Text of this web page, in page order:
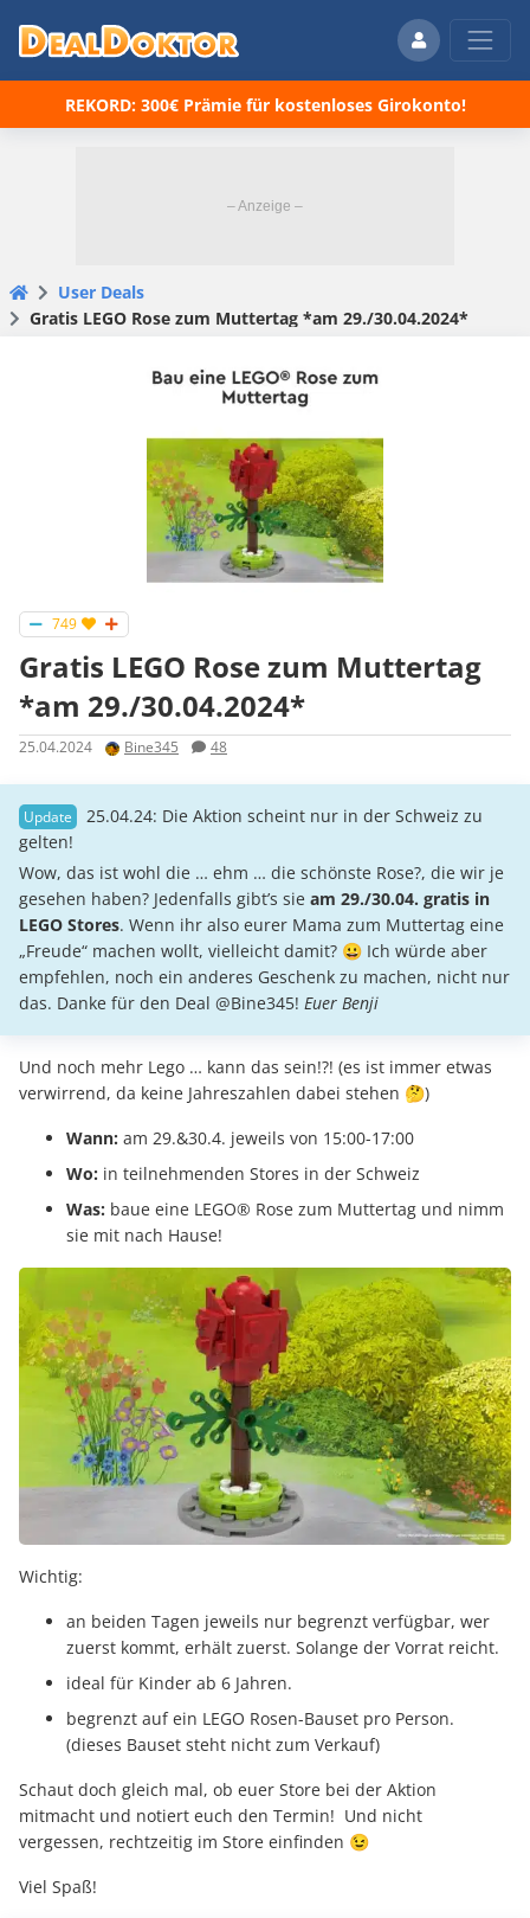
REKORD: 300€ Prämie für kostenloses Girokonto!
User Deals
Gratis LEGO Rose zum Muttertag *am 29./30.04.2024*
749
Gratis LEGO Rose zum Muttertag
*am 29./30.04.2024*
25.04.2024 Bine345 48
25.04.24: Die Aktion scheint nur in der Schweiz zu
gelten!
Wow, das ist wohl die … ehm … die schönste Rose?, die wir je
gesehen haben? Jedenfalls gibt’s sie am 29./30.04. gratis in
LEGO Stores. Wenn ihr also eurer Mama zum Muttertag eine
„Freude“ machen wollt, vielleicht damit? 😀 Ich würde aber
empfehlen, noch ein anderes Geschenk zu machen, nicht nur
das. Danke für den Deal @Bine345! Euer Benji
Und noch mehr Lego … kann das sein!?! (es ist immer etwas
verwirrend, da keine Jahreszahlen dabei stehen 🤔)
Wann: am 29.&30.4. jeweils von 15:00-17:00
Wo: in teilnehmenden Stores in der Schweiz
Was: baue eine LEGO® Rose zum Muttertag und nimm
sie mit nach Hause!
Wichtig:
an beiden Tagen jeweils nur begrenzt verfügbar, wer
zuerst kommt, erhält zuerst. Solange der Vorrat reicht.
ideal für Kinder ab 6 Jahren.
begrenzt auf ein LEGO Rosen-Bauset pro Person.
(dieses Bauset steht nicht zum Verkauf)
Schaut doch gleich mal, ob euer Store bei der Aktion
mitmacht und notiert euch den Termin! Und nicht
vergessen, rechtzeitig im Store einfinden 😉
Viel Spaß!